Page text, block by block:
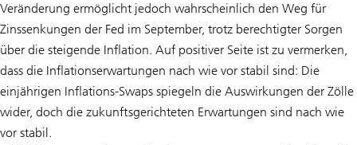
Veränderung ermöglicht jedoch wahrscheinlich den Weg für
Zinssenkungen der Fed im September, trotz berechtigter Sorgen
über die steigende Inflation. Auf positiver Seite ist zu vermerken,
dass die Inflationserwartungen nach wie vor stabil sind: Die
einjährigen Inflations-Swaps spiegeln die Auswirkungen der Zölle
wider, doch die zukunftsgerichteten Erwartungen sind nach wie
vor stabil.